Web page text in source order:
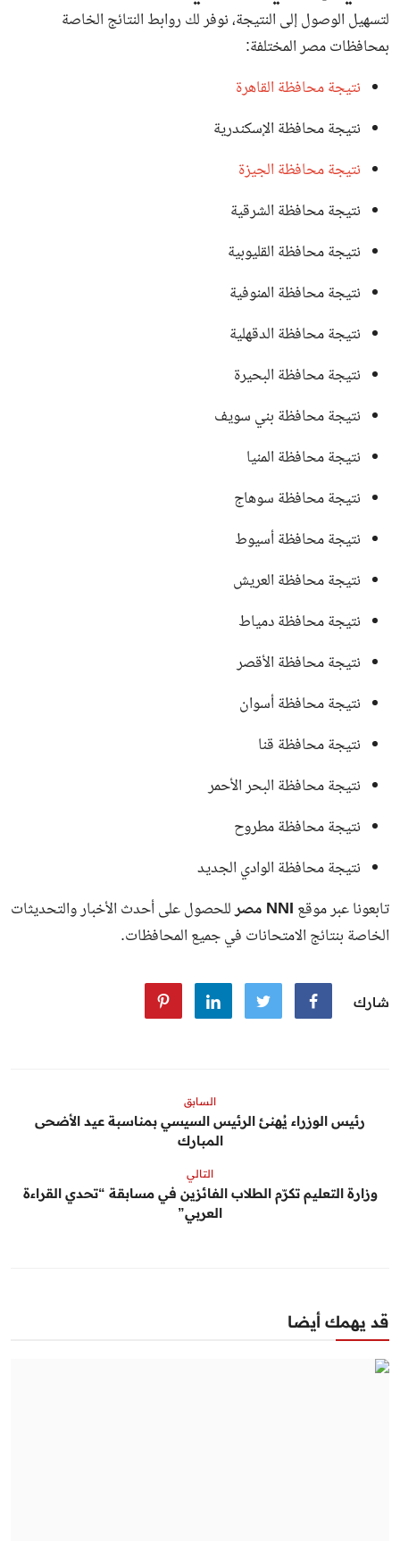
لتسهيل الوصول إلى النتيجة، نوفر لك روابط النتائج الخاصة
بمحافظات مصر المختلفة:
نتيجة محافظة القاهرة
نتيجة محافظة الإسكندرية
نتيجة محافظة الجيزة
نتيجة محافظة الشرقية
نتيجة محافظة القليوبية
نتيجة محافظة المنوفية
نتيجة محافظة الدقهلية
نتيجة محافظة البحيرة
نتيجة محافظة بني سويف
نتيجة محافظة المنيا
نتيجة محافظة سوهاج
نتيجة محافظة أسيوط
نتيجة محافظة العريش
نتيجة محافظة دمياط
نتيجة محافظة الأقصر
نتيجة محافظة أسوان
نتيجة محافظة قنا
نتيجة محافظة البحر الأحمر
نتيجة محافظة مطروح
نتيجة محافظة الوادي الجديد
تابعونا عبر موقع NNI مصر
للحصول على أحدث الأخبار والتحديثات
الخاصة بنتائج الامتحانات في جميع المحافظات.
شارك
السابق
رئيس الوزراء يُهنئ الرئيس السيسي بمناسبة عيد الأضحى
المبارك
التالي
وزارة التعليم تكرّم الطلاب الفائزين في مسابقة “تحدي القراءة
العربي”
قد يهمك أيضا